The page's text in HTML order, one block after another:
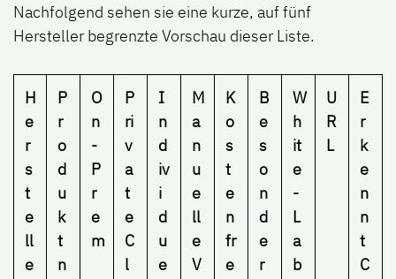
Nachfolgend sehen sie eine kurze, auf fünf
Hersteller begrenzte Vorschau dieser Liste.
H
e
r
s
t
e
ll
e
P
r
o
d
u
k
t
n
O
n
-
P
r
e
m
P
ri
v
a
t
e
C
l
I
n
d
iv
i
d
u
e
M
a
n
u
e
ll
e
V
K
o
s
t
e
n
fr
e
B
e
s
o
n
d
e
r
W
h
it
e
-
L
a
b
U
R
L
E
r
k
e
n
n
t
C